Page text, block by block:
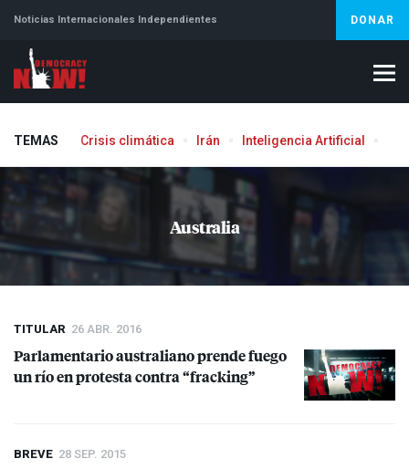
Noticias Internacionales Independientes DONAR
TEMAS Crisis climática Irán Inteligencia Artificial
Australia
TITULAR 26 ABR. 2016
Parlamentario australiano prende fuego
un río en protesta contra “fracking”
BREVE 28 SEP. 2015